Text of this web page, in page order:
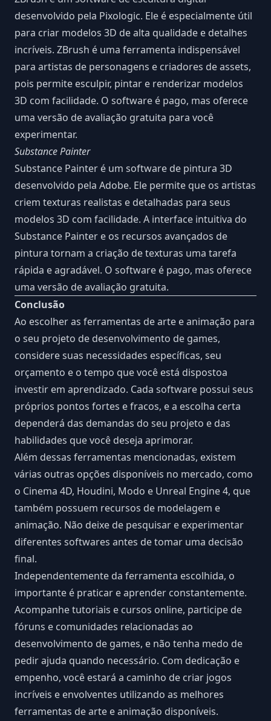
desenvolvido pela Pixologic. Ele é especialmente útil
para criar modelos 3D de alta qualidade e detalhes
incríveis. ZBrush é uma ferramenta indispensável
para artistas de personagens e criadores de assets,
pois permite esculpir, pintar e renderizar modelos
3D com facilidade. O software é pago, mas oferece
uma versão de avaliação gratuita para você
experimentar.
Substance Painter
Substance Painter é um software de pintura 3D
desenvolvido pela Adobe. Ele permite que os artistas
criem texturas realistas e detalhadas para seus
modelos 3D com facilidade. A interface intuitiva do
Substance Painter e os recursos avançados de
pintura tornam a criação de texturas uma tarefa
rápida e agradável. O software é pago, mas oferece
uma versão de avaliação gratuita.
Conclusão
Ao escolher as ferramentas de arte e animação para
o seu projeto de desenvolvimento de games,
considere suas necessidades específicas, seu
orçamento e o tempo que você está dispostoa
investir em aprendizado. Cada software possui seus
próprios pontos fortes e fracos, e a escolha certa
dependerá das demandas do seu projeto e das
habilidades que você deseja aprimorar.
Além dessas ferramentas mencionadas, existem
várias outras opções disponíveis no mercado, como
o Cinema 4D, Houdini, Modo e Unreal Engine 4, que
também possuem recursos de modelagem e
animação. Não deixe de pesquisar e experimentar
diferentes softwares antes de tomar uma decisão
final.
Independentemente da ferramenta escolhida, o
importante é praticar e aprender constantemente.
Acompanhe tutoriais e cursos online, participe de
fóruns e comunidades relacionadas ao
desenvolvimento de games, e não tenha medo de
pedir ajuda quando necessário. Com dedicação e
empenho, você estará a caminho de criar jogos
incríveis e envolventes utilizando as melhores
ferramentas de arte e animação disponíveis.